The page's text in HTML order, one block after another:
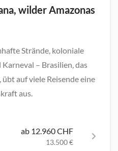
wilder Amazonas
Strände, koloniale
– Brasilien, das
auf viele Reisende eine
aus.
ab 12.960 CHF
13.500 €